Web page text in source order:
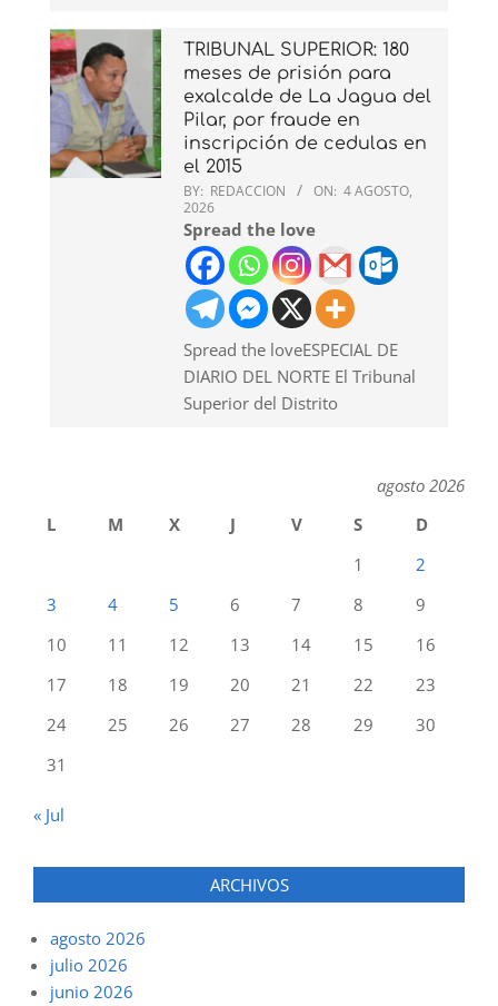
TRIBUNAL SUPERIOR: 180
meses de prisión para
exalcalde de La Jagua del
Pilar, por fraude en
inscripción de cedulas en
el 2015
BY: REDACCION ON: 4 AGOSTO,
2026
Spread the love
Spread the loveESPECIAL DE
DIARIO DEL NORTE El Tribunal
Superior del Distrito
agosto 2026
L
M X J V S
D
1
2
3
4 5 6 7 8
9
10
11 12 13 14 15
16
17
18 19 20 21 22
23
24
25 26 27 28 29
30
31
« Jul
ARCHIVOS
agosto 2026
julio 2026
junio 2026